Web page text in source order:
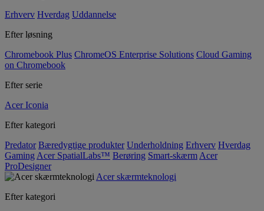
Erhverv Hverdag Uddannelse
Efter løsning
Chromebook Plus ChromeOS Enterprise Solutions Cloud Gaming
on Chromebook
Efter serie
Acer Iconia
Efter kategori
Predator Bæredygtige produkter Underholdning Erhverv Hverdag
Gaming Acer SpatialLabs™ Berøring Smart-skærm Acer
ProDesigner
Acer skærmteknologi
Efter kategori